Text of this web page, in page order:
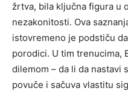
žrtva, bila ključna figura u
nezakonitosti. Ova
istovremeno je podstiču
porodici. U tim trenucima,
dilemom – da li da nastavi
povuče i sačuva vlastitu